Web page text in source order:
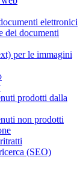
elettronici
dei documenti
per le immagini
prodotti dalla
non prodotti
(SEO)